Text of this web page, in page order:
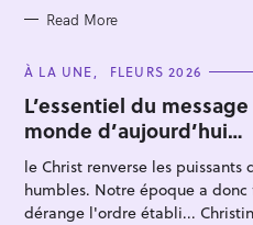
Read More
C
T
E
G
O
R
I
E
S
À LA UNE FLEURS 2026
L’essentiel du
monde d’aujourd’hui…
le Christ renverse les
humbles. Notre époque a
dérange l'ordre établi...